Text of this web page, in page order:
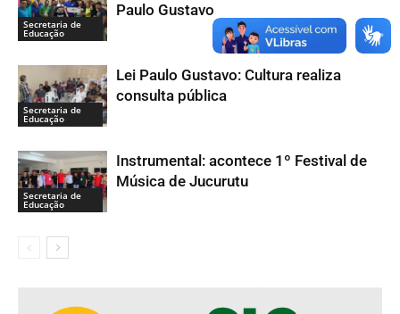
Secretaria de
Educação
Paulo Gustavo
Secretaria de
Educação
Lei Paulo Gustavo: Cultura realiza
consulta pública
Secretaria de
Educação
Instrumental: acontece 1º Festival de
Música de Jucurutu